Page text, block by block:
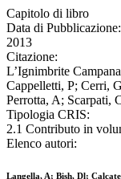
Capitolo di libro
Data di Pubblicazione:
2013
Citazione:
L’Ignimbrite
Cappelletti, P; Cerri,
Perrotta, A; Scarpati,
Tipologia CRIS:
2.1 Contributo in
Elenco autori:
Langella, A; Bish, Dl;